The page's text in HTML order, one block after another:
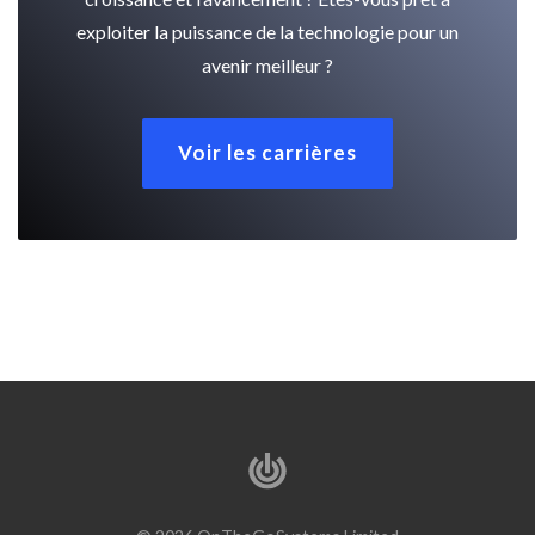
exploiter la puissance de la technologie pour un
avenir meilleur ?
Voir les carrières